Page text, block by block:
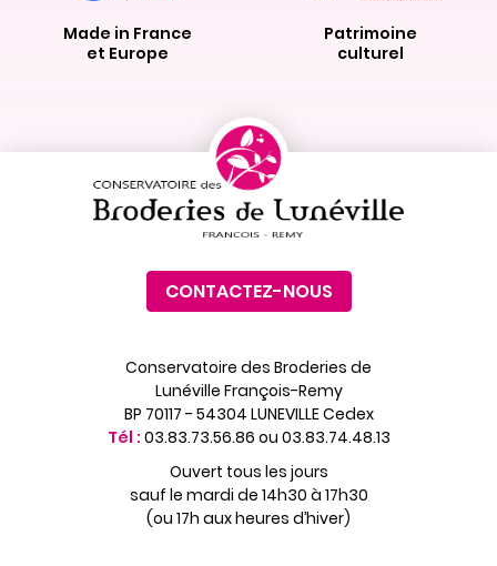
Made in France
et Europe
Patrimoine
culturel
CONTACTEZ-NOUS
Conservatoire des Broderies de
Lunéville François-Remy
BP 70117 - 54304 LUNEVILLE Cedex
Tél : 03.83.73.56.86 ou 03.83.74.48.13
Ouvert tous les jours
sauf le mardi de 14h30 à 17h30
(ou 17h aux heures d’hiver)